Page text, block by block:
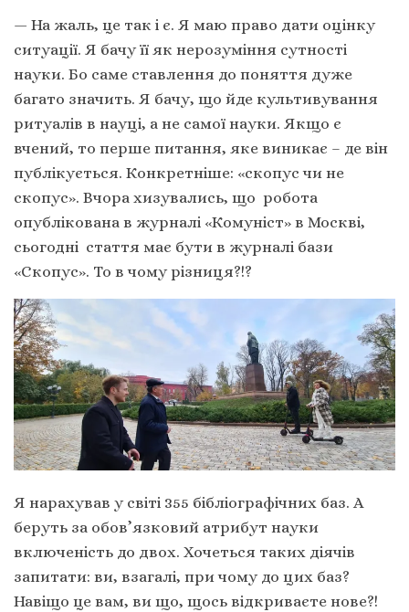
— На жаль, це так і є. Я маю право дати оцінку
ситуації. Я бачу її як нерозуміння сутності
науки. Бо саме ставлення до поняття дуже
багато значить. Я бачу, що йде культивування
ритуалів в науці, а не самої науки. Якщо є
вчений, то перше питання, яке виникає – де він
публікується. Конкретніше: «скопус чи не
скопус». Вчора хизувались, що робота
опублікована в журналі «Комуніст» в Москві,
сьогодні стаття має бути в журналі бази
«Скопус». То в чому різниця?!?
Я нарахував у світі 355 бібліографічних баз. А
беруть за обов’язковий атрибут науки
включеність до двох. Хочеться таких діячів
запитати: ви, взагалі, при чому до цих баз?
Навіщо це вам, ви що, щось відкриваєте нове?!